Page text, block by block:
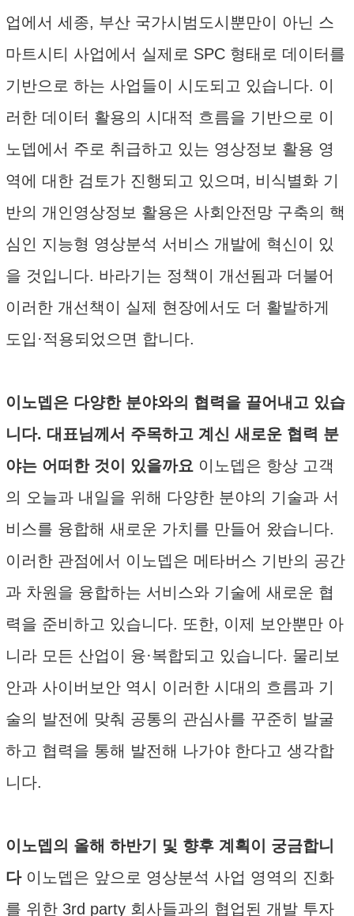
업에서 세종, 부산 국가시범도시뿐만이 아닌 스
마트시티 사업에서 실제로 SPC 형태로 데이터를
기반으로 하는 사업들이 시도되고 있습니다. 이
러한 데이터 활용의 시대적 흐름을 기반으로 이
노뎁에서 주로 취급하고 있는 영상정보 활용 영
역에 대한 검토가 진행되고 있으며, 비식별화 기
반의 개인영상정보 활용은 사회안전망 구축의 핵
심인 지능형 영상분석 서비스 개발에 혁신이 있
을 것입니다. 바라기는 정책이 개선됨과 더불어
이러한 개선책이 실제 현장에서도 더 활발하게
도입·적용되었으면 합니다.
이노뎁은 다양한 분야와의 협력을 끌어내고 있습
니다. 대표님께서 주목하고 계신 새로운 협력 분
야는 어떠한 것이 있을까요 이노뎁은 항상 고객
의 오늘과 내일을 위해 다양한 분야의 기술과 서
비스를 융합해 새로운 가치를 만들어 왔습니다.
이러한 관점에서 이노뎁은 메타버스 기반의 공간
과 차원을 융합하는 서비스와 기술에 새로운 협
력을 준비하고 있습니다. 또한, 이제 보안뿐만 아
니라 모든 산업이 융·복합되고 있습니다. 물리보
안과 사이버보안 역시 이러한 시대의 흐름과 기
술의 발전에 맞춰 공통의 관심사를 꾸준히 발굴
하고 협력을 통해 발전해 나가야 한다고 생각합
니다.
이노뎁의 올해 하반기 및 향후 계획이 궁금합니
다이노뎁은 앞으로 영상분석 사업 영역의 진화
를 위한 3rd party 회사들과의 협업된 개발 투자